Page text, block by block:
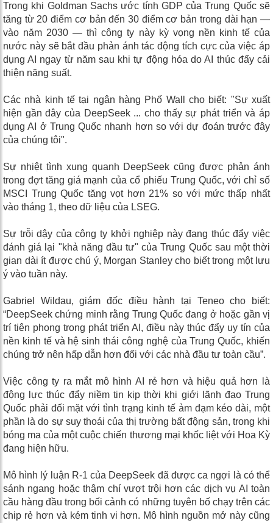
Trong khi Goldman Sachs ước tính GDP của Trung Quốc sẽ
tăng từ 20 điểm cơ bản đến 30 điểm cơ bản trong dài hạn —
vào năm 2030 — thì công ty này kỳ vọng nền kinh tế của
nước này sẽ bắt đầu phản ánh tác động tích cực của việc áp
dụng AI ngay từ năm sau khi tự động hóa do AI thúc đẩy cải
thiện năng suất.
Các nhà kinh tế tại ngân hàng Phố Wall cho biết: "Sự xuất
hiện gần đây của DeepSeek ... cho thấy sự phát triển và áp
dụng AI ở Trung Quốc nhanh hơn so với dự đoán trước đây
của chúng tôi".
Sự nhiệt tình xung quanh DeepSeek cũng được phản ánh
trong đợt tăng giá mạnh của cổ phiếu Trung Quốc, với chỉ số
MSCI Trung Quốc tăng vọt hơn 21% so với mức thấp nhất
vào tháng 1, theo dữ liệu của LSEG.
Sự trỗi dậy của công ty khởi nghiệp này đang thúc đẩy việc
đánh giá lại "khả năng đầu tư" của Trung Quốc sau một thời
gian dài ít được chú ý, Morgan Stanley cho biết trong một lưu
ý vào tuần này.
Gabriel Wildau, giám đốc điều hành tại Teneo cho biết:
“DeepSeek chứng minh rằng Trung Quốc đang ở hoặc gần vị
trí tiên phong trong phát triển AI, điều này thúc đẩy uy tín của
nền kinh tế và hệ sinh thái công nghệ của Trung Quốc, khiến
chúng trở nên hấp dẫn hơn đối với các nhà đầu tư toàn cầu”.
Việc công ty ra mắt mô hình AI rẻ hơn và hiệu quả hơn là
động lực thúc đẩy niềm tin kịp thời khi giới lãnh đạo Trung
Quốc phải đối mặt với tình trạng kinh tế ảm đạm kéo dài, một
phần là do sự suy thoái của thị trường bất động sản, trong khi
bóng ma của một cuộc chiến thương mại khốc liệt với Hoa Kỳ
đang hiện hữu.
Mô hình lý luận R-1 của DeepSeek đã được ca ngợi là có thể
sánh ngang hoặc thậm chí vượt trội hơn các dịch vụ AI toàn
cầu hàng đầu trong bối cảnh có những tuyên bố chạy trên các
chip rẻ hơn và kém tinh vi hơn. Mô hình nguồn mở này cũng